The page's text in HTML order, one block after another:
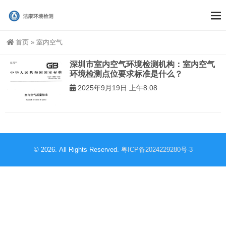
首页 » 室内空气
深圳市室内空气环境检测机构：室内空气
环境检测点位要求标准是什么？
2025年9月19日 上午8:08
© 2026. All Rights Reserved. 粤ICP备2024229280号-3